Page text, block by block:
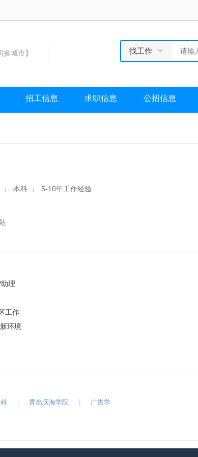
城市】 找工作
招工信息 求职信息 公招信息
| 本科 | 5-10年工作经验
理
工作
环境
青岛滨海学院 广告学